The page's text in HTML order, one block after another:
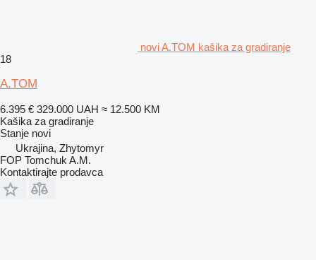
novi A.TOM kašika za gradiranje
18
A.TOM
6.395 € 329.000 UAH ≈ 12.500 KM
Kašika za gradiranje
Stanje novi
Ukrajina, Zhytomyr
FOP Tomchuk A.M.
Kontaktirajte prodavca